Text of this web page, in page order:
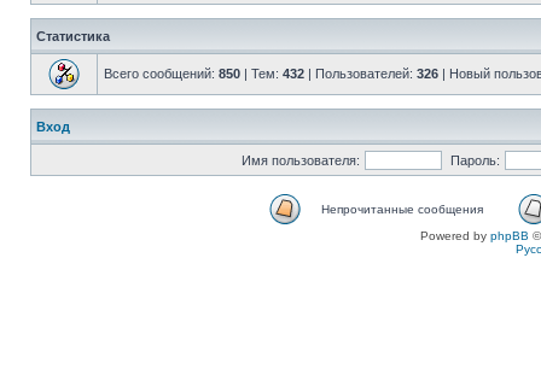
Статистика
Всего сообщений: 850 | Тем: 432 | Пользователей: 326 | Новый
Вход
Имя пользователя: Пароль:
Непрочитанные сообщения
Powered by phpBB